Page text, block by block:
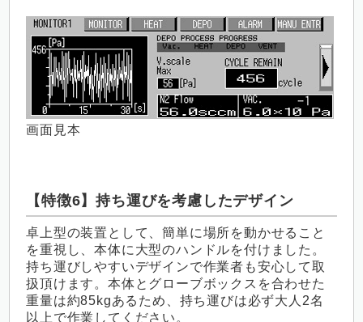
画面見本
【特徴6】持ち運びを考慮したデザイン
卓上型の装置として、簡単に場所を動かせること
を重視し、本体に大型のハンドルを付けました。
持ち運びしやすいデザインで作業者も安心して取
扱頂けます。本体とグローブボックスを合わせた
重量は約85kgあるため、持ち運びは必ず大人2名
以上で作業してください。